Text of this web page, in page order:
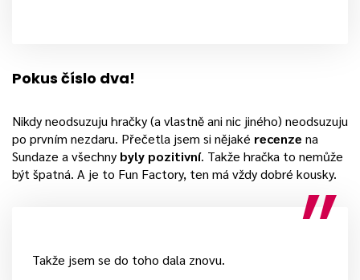
Pokus číslo dva!
Nikdy neodsuzuju hračky (a vlastně ani nic jiného) neodsuzuju
po prvním nezdaru. Přečetla jsem si nějaké recenze na
Sundaze a všechny byly pozitivní. Takže hračka to nemůže
být špatná. A je to Fun Factory, ten má vždy dobré kousky.
Takže jsem se do toho dala znovu.